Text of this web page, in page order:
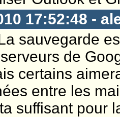
17:52:48 -
sauvegarde
de
certains
entre les
suffisant pour